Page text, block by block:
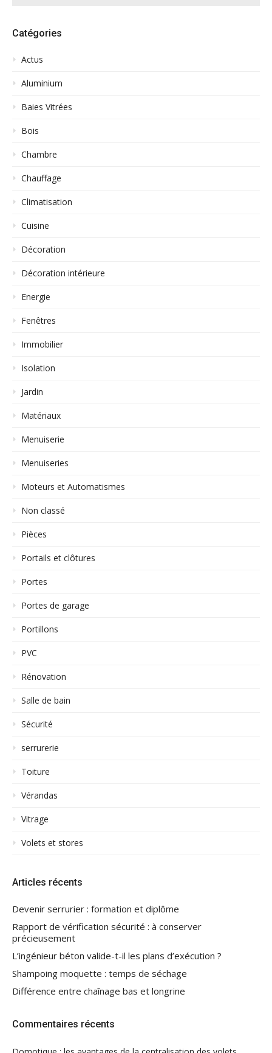
Catégories
Actus
Aluminium
Baies Vitrées
Bois
Chambre
Chauffage
Climatisation
Cuisine
Décoration
Décoration intérieure
Energie
Fenêtres
Immobilier
Isolation
Jardin
Matériaux
Menuiserie
Menuiseries
Moteurs et Automatismes
Non classé
Pièces
Portails et clôtures
Portes
Portes de garage
Portillons
PVC
Rénovation
Salle de bain
Sécurité
serrurerie
Toiture
Vérandas
Vitrage
Volets et stores
Articles récents
Devenir serrurier : formation et diplôme
Rapport de vérification sécurité : à conserver
précieusement
L’ingénieur béton valide-t-il les plans d’exécution ?
Shampoing moquette : temps de séchage
Différence entre chaînage bas et longrine
Commentaires récents